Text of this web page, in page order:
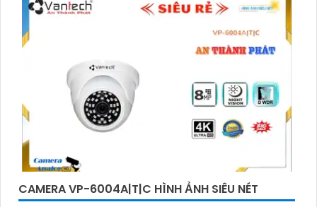
là sự lựa chọn hàng đầu cho hệ thống an ninh của
bạn."
CAMERA VP-6004A|T|C HÌNH ẢNH SIÊU NÉT